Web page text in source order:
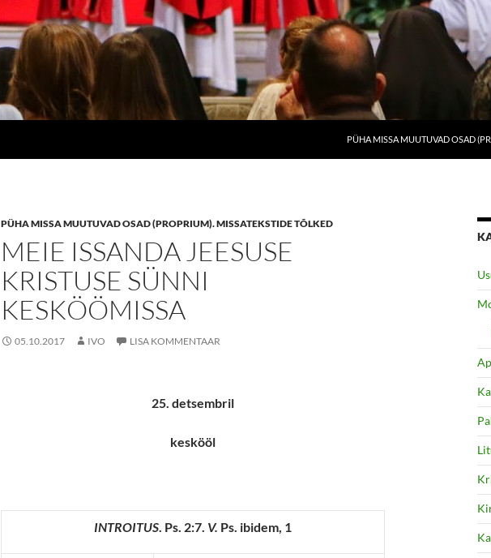
PÜHA MISSA MUUTUVAD OSAD
PÜHA MISSA MUUTUVAD OSAD (PROPRIUM). MISSATEKSTIDE TÕLKED
MEIE ISSANDA JEESUSE
KRISTUSE SÜNNI
KESKÖÖMISSA
05.10.2017 IVO LISA KOMMENTAAR
25. detsembril
keskööl
INTROITUS. Ps. 2:7. V. Ps. ibidem, 1